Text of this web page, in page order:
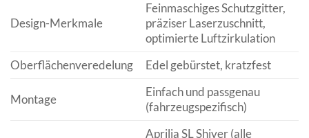
Design-Merkmale
Feinmaschiges Schutzgitter,
präziser Laserzuschnitt,
optimierte Luftzirkulation
Oberflächenveredelung
Edel gebürstet, kratzfest
Montage
Einfach und passgenau
(fahrzeugspezifisch)
Aprilia SL Shiver (alle